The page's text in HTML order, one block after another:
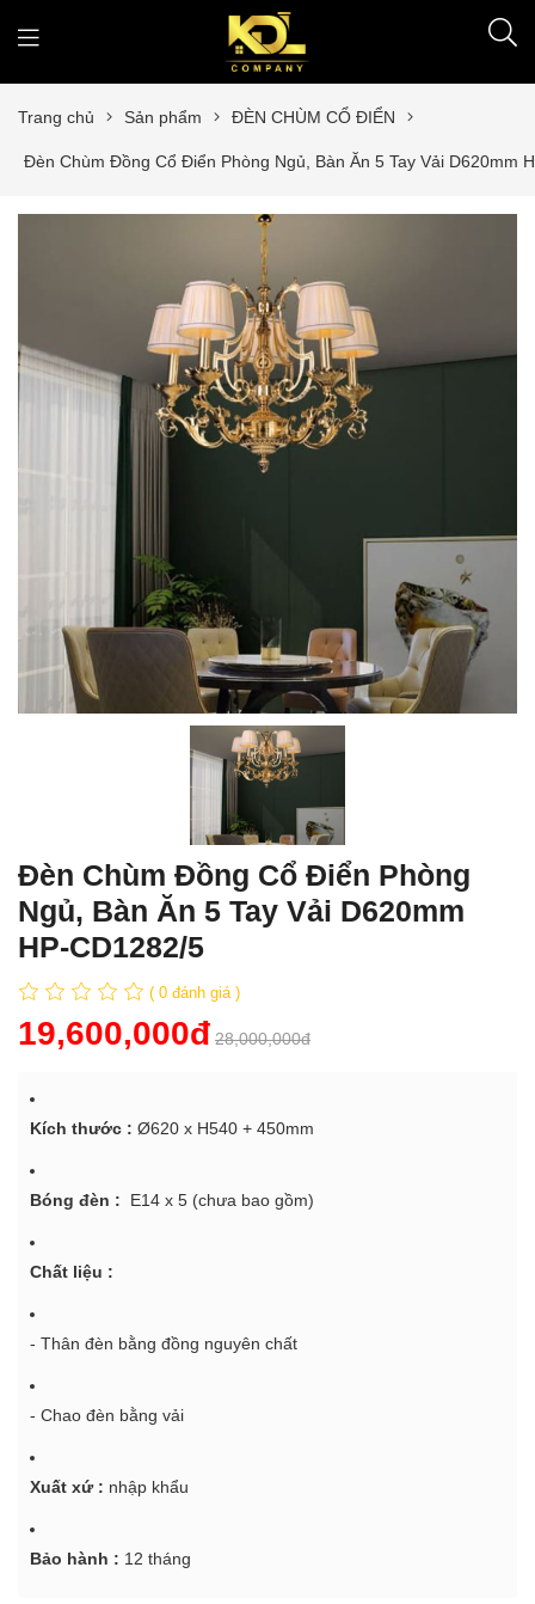
Trang chủ Sản phẩm ĐÈN CHÙM CỔ ĐIỂN
Đèn Chùm Đồng Cổ Điển Phòng Ngủ, Bàn Ăn 5 Tay Vải D620mm
Đèn Chùm Đồng Cổ Điển Phòng
Ngủ, Bàn Ăn 5 Tay Vải D620mm
HP-CD1282/5
( 0 đánh giá )
19,600,000đ 28,000,000đ
Kích thước : Ø620 x H540 + 450mm
Bóng đèn : E14 x 5 (chưa bao gồm)
Chất liệu :
- Thân đèn bằng đồng nguyên chất
- Chao đèn bằng vải
Xuất xứ : nhập khẩu
Bảo hành : 12 tháng